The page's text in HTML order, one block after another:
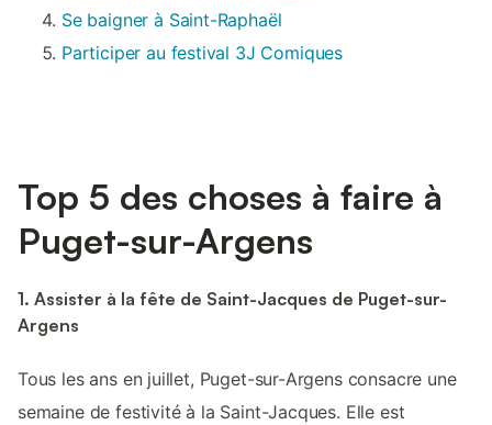
Se baigner à Saint-Raphaël
Participer au festival 3J Comiques
Top 5 des choses à faire à
Puget-sur-Argens
1. Assister à la fête de Saint-Jacques de Puget-sur-
Argens
Tous les ans en juillet, Puget-sur-Argens consacre une
semaine de festivité à la Saint-Jacques. Elle est